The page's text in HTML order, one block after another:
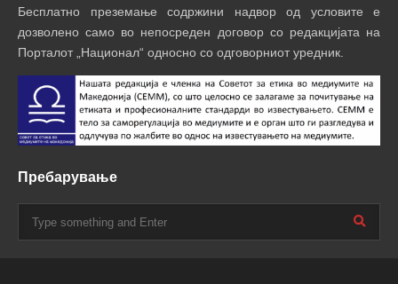
Бесплатно преземање содржини надвор од условите е
дозволено само во непосреден договор со редакцијата на
Порталот „Национал“ односно со одговорниот уредник.
Пребарување